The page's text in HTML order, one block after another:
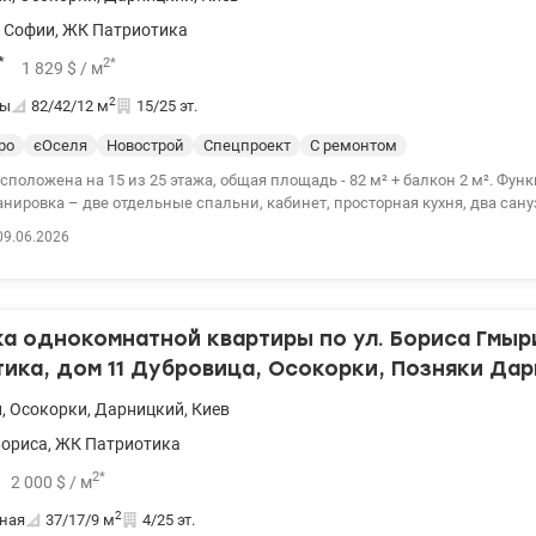
Софии, ЖК Патриотика
1 829 $ / м2*
82/42/12 м2 15/25 эт.
єОселя Новострой Спецпроект
С ремонтом
на 15 из 25 этажа, общая площадь - 82 м² + балкон 2 м².
– две отдельные спальни, кабинет, просторная кухня, два
системой, благодаря чему при отключениях электроэнергии работают
Развит современный район с полной инфраструктурой: метро
рядом школы и детские сады ТРЦ River Mall супермаркеты «Фора» и
и зоны отдыха Рассматриваем государственные программы Цена 150
однокомнатной квартиры по ул. Бориса
дом 11 Дубровица, Осокорки, Позняки
, Осокорки, Дарницкий, Киев
, ЖК Патриотика
2 000 $ / м2*
37/17/9 м2 4/25 эт.